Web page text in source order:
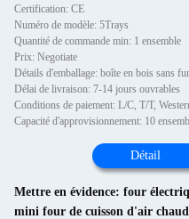
Certification: CE
Numéro de modèle: 5Trays
Quantité de commande min: 1 ensemble
Prix: Negotiate
Détails d'emballage: boîte en bois sans
Délai de livraison: 7-14 jours ouvrables
Conditions de paiement: L/C, T/T,
Capacité d'approvisionnement: 10
Détail
Mettre en évidence: four
mini four de cuisson d'air